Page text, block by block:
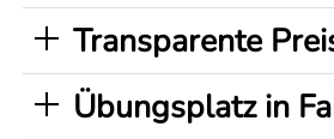
Transparente
Übungsplatz in